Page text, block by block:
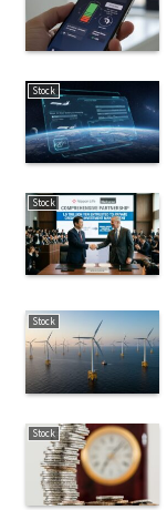
Stock
Stock
Stock
Stock